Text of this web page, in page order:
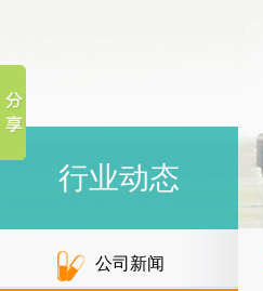
行业动态
公司新闻